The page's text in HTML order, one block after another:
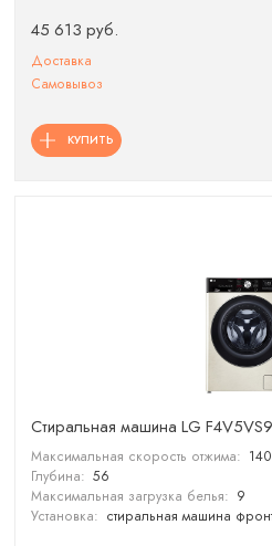
45 613 руб.
Доставка
Самовывоз
КУПИТЬ
Стиральная машина LG
Максимальная скорость отжима:
Глубина: 56
Максимальная загрузка белья: 9
Установка: стиральная машина